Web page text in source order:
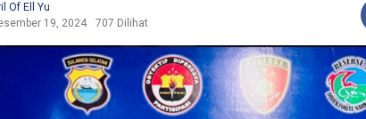
Of Ell Yu
19, 2024
707 Dilihat